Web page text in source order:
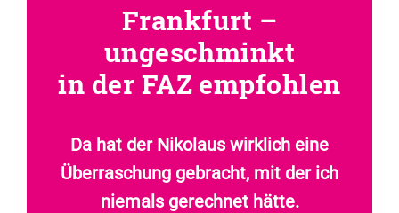
Frankfurt –
ungeschminkt
in der FAZ empfohlen
Da hat der Nikolaus wirklich eine
Überraschung gebracht, mit der ich
niemals gerechnet hätte.